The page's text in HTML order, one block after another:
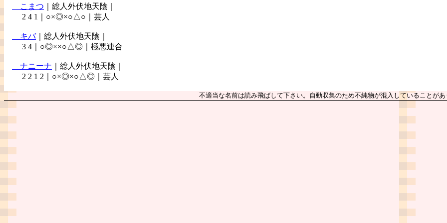
こまつ ｜総人外伏地天陰｜
2 4 1｜○×◎×○△○｜芸人
キバ｜総人外伏地天陰｜
3 4｜○◎××○△◎｜極悪連合
ナニーナ ｜総人外伏地天陰｜
2 2 1 2｜○×◎×○△◎｜芸人
不適当な名前は読み飛ばして下さい。自動収集のため不純物が混入していることが